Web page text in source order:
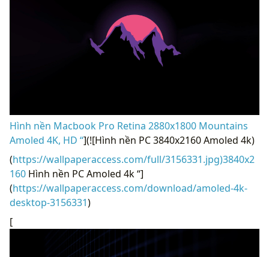
Hình nền Macbook Pro Retina 2880x1800 Mountains
Amoled 4K, HD “](![Hình nền PC 3840x2160 Amoled 4k)
(https://wallpaperaccess.com/full/3156331.jpg)3840x2
160 Hình nền PC Amoled 4k “]
(https://wallpaperaccess.com/download/amoled-4k-
desktop-3156331)
[